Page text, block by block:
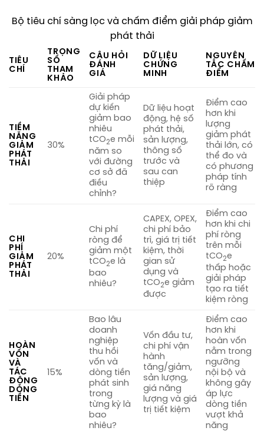
Bộ tiêu chí sàng lọc và chấm điểm giải pháp giảm
phát thải
TIÊU
CHÍ
TRỌNG
SỐ
THAM
KHẢO
CÂU HỎI
ĐÁNH
GIÁ
DỮ LIỆU
CHỨNG
MINH
NGUYÊN
TẮC CHẤM
ĐIỂM
TIỀM
NĂNG
GIẢM
PHÁT
THẢI
30%
Giải pháp
dự kiến
giảm bao
nhiêu
tCO2e mỗi
năm so
với đường
cơ sở đã
điều
chỉnh?
Dữ liệu hoạt
động, hệ số
phát thải,
sản lượng,
thông số
trước và
sau can
thiệp
Điểm cao
hơn khi
lượng
giảm phát
thải lớn, có
thể đo và
có phương
pháp tính
rõ ràng
CHI
PHÍ
GIẢM
PHÁT
THẢI
20%
Chi phí
ròng để
giảm một
tCO2e là
bao
nhiêu?
CAPEX, OPEX,
chi phí bảo
trì, giá trị tiết
kiệm, thời
gian sử
dụng và
tCO2e giảm
được
Điểm cao
hơn khi chi
phí ròng
trên mỗi
tCO2e
thấp hoặc
giải pháp
tạo ra tiết
kiệm ròng
HOÀN
VỐN
VÀ
TÁC
ĐỘNG
DÒNG
TIỀN
15%
Bao lâu
doanh
nghiệp
thu hồi
vốn và
dòng tiền
phát sinh
trong
từng kỳ là
bao
nhiêu?
Vốn đầu tư,
chi phí vận
hành
tăng/giảm,
sản lượng,
giá năng
lượng và giá
trị tiết kiệm
Điểm cao
hơn khi
hoàn vốn
nằm trong
ngưỡng
nội bộ và
không gây
áp lực
dòng tiền
vượt khả
năng